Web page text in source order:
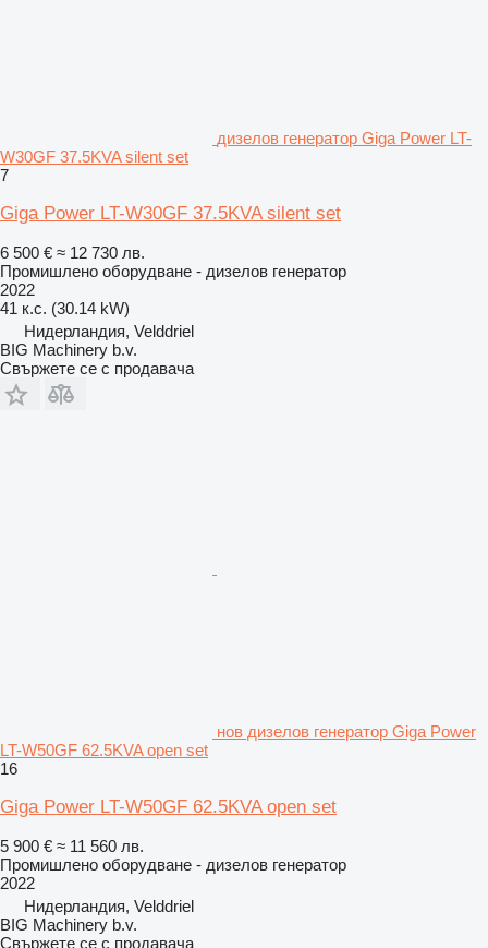
дизелов генератор Giga Power LT-
W30GF 37.5KVA silent set
7
Giga Power LT-W30GF 37.5KVA silent set
6 500 € ≈ 12 730 лв.
Промишлено оборудване - дизелов генератор
2022
41 к.с. (30.14 kW)
Нидерландия, Velddriel
BIG Machinery b.v.
Свържете се с продавача
нов дизелов генератор Giga Power
LT-W50GF 62.5KVA open set
16
Giga Power LT-W50GF 62.5KVA open set
5 900 € ≈ 11 560 лв.
Промишлено оборудване - дизелов генератор
2022
Нидерландия, Velddriel
BIG Machinery b.v.
Свържете се с продавача